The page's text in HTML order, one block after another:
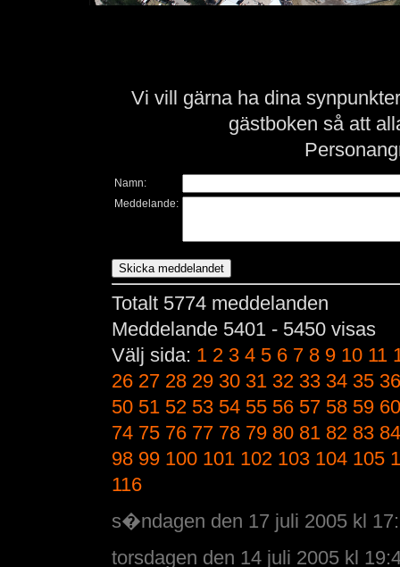
Vi vill gärna ha dina
gästboken så att
Namn:
Meddelande:
Totalt 5774 meddelanden
Meddelande 5401 - 5450 visas
Välj sida: 1 2 3 4 5 6 7 8 9 10 11
26 27 28 29 30 31 32 33 34 35 36
50 51 52 53 54 55 56 57 58 59 60
74 75 76 77 78 79 80 81 82 83 84
98 99 100 101 102 103 104 105
116
s�ndagen den 17 juli 2005 kl
torsdagen den 14 juli 2005 kl